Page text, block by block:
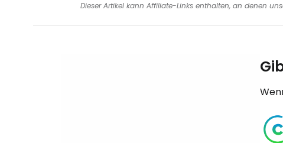
Dieser Artikel kann Affiliate-Links enthalten, an denen